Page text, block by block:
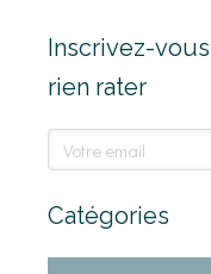
Inscrivez-
rien rater
Votre email
Catégories